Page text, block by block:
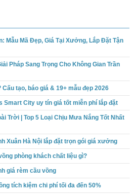
Mẫu Mã Đẹp, Giá Tại Xưởng, Lắp Đặt Tận
Pháp Sang Trọng Cho Không Gian Trần
tạo, báo giá & 19+ mẫu đẹp 2026
Smart City uy tín giá tốt miễn phí lắp đặt
Trời | Top 5 Loại Chịu Mưa Nắng Tốt Nhất
Xuân Hà Nội lắp đặt trọn gói giá xưởng
phòng khách chất liệu gì?
giá rèm cầu vồng
tích kiệm chi phí tối đa đến 50%